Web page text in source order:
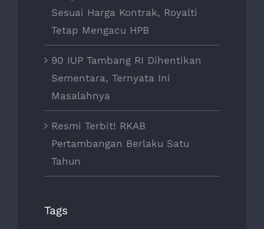
Sesuai Harga Kontrak, Royalti
Tetap Mengacu HPB
90 IUP Tambang RI Dihentikan
Sementara, Ternyata Ini
Masalahnya
Resmi Terbit! RKAB
Pertambangan Berlaku Satu
Tahun
Tags